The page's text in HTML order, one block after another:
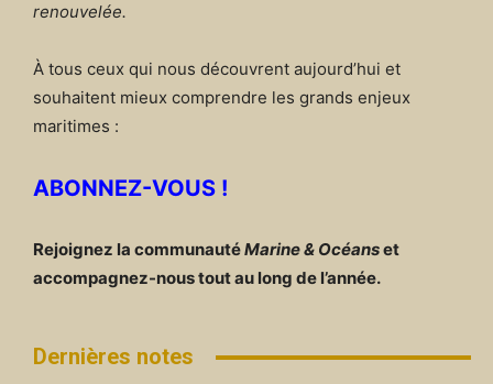
renouvelée.
À tous ceux qui nous découvrent aujourd’hui et
souhaitent mieux comprendre les grands enjeux
maritimes :
ABONNEZ-VOUS !
Rejoignez la communautéMarine & Océanset
accompagnez-nous tout au long de l’année.
Dernières notes